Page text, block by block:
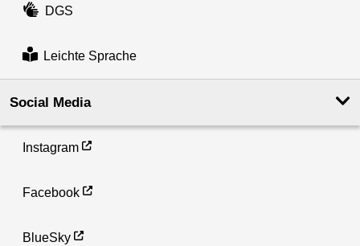
DGS
Leichte Sprache
Social Media
Instagram
Facebook
BlueSky